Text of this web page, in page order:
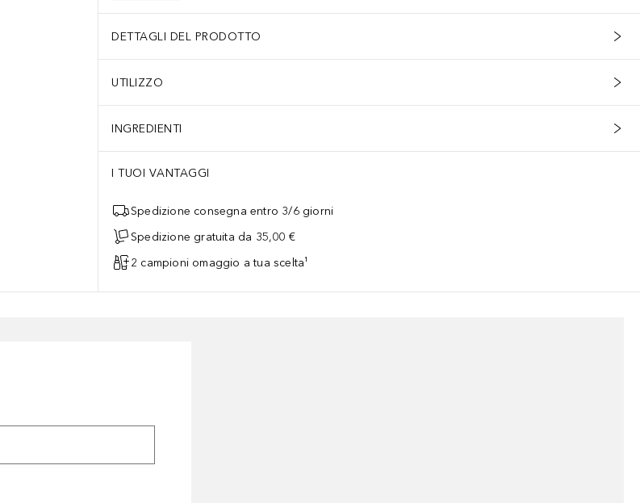
DETTAGLI DEL PRODOTTO
UTILIZZO
INGREDIENTI
I TUOI VANTAGGI
Spedizione consegna entro 3/6 giorni
Spedizione gratuita da 35,00 €
2 campioni omaggio a tua scelta¹